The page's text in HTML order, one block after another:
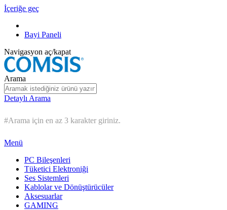
İçeriğe geç
Bayi Paneli
Navigasyon aç/kapat
Arama
Detaylı Arama
#Arama için en az 3 karakter giriniz.
Menü
PC Bileşenleri
Tüketici Elektroniği
Ses Sistemleri
Kablolar ve Dönüştürücüler
Aksesuarlar
GAMING